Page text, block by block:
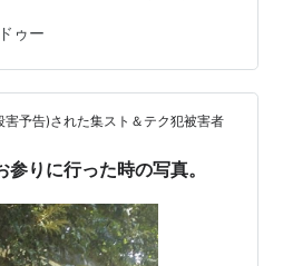
います。出生率は低下傾向に
規模が大きいため、2050年ま
みです。北米での増加: 移民の
ドゥー教徒の人口が急速に増
年の間に顕著な伸…
ゥー
害予告)された集スト＆テク犯被害者
りに行った時の写真。